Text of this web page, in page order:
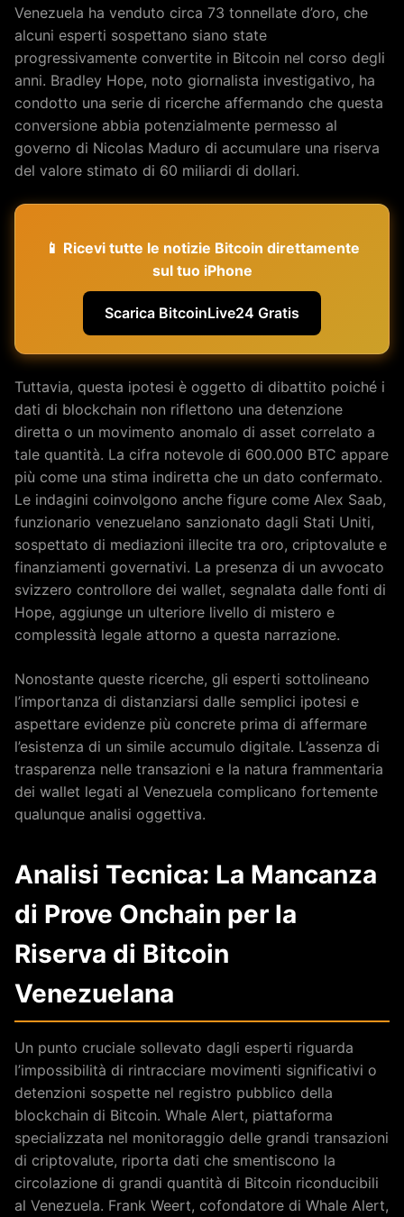
Venezuela ha venduto circa 73 tonnellate d’oro, che
alcuni esperti sospettano siano state
progressivamente convertite in Bitcoin nel corso degli
anni. Bradley Hope, noto giornalista investigativo, ha
condotto una serie di ricerche affermando che questa
conversione abbia potenzialmente permesso al
governo di Nicolas Maduro di accumulare una riserva
del valore stimato di 60 miliardi di dollari.
📱 Ricevi tutte le notizie Bitcoin direttamente
sul tuo iPhone
Scarica BitcoinLive24 Gratis
Tuttavia, questa ipotesi è oggetto di dibattito poiché i
dati di blockchain non riflettono una detenzione
diretta o un movimento anomalo di asset correlato a
tale quantità. La cifra notevole di 600.000 BTC appare
più come una stima indiretta che un dato confermato.
Le indagini coinvolgono anche figure come Alex Saab,
funzionario venezuelano sanzionato dagli Stati Uniti,
sospettato di mediazioni illecite tra oro, criptovalute e
finanziamenti governativi. La presenza di un avvocato
svizzero controllore dei wallet, segnalata dalle fonti di
Hope, aggiunge un ulteriore livello di mistero e
complessità legale attorno a questa narrazione.
Nonostante queste ricerche, gli esperti sottolineano
l’importanza di distanziarsi dalle semplici ipotesi e
aspettare evidenze più concrete prima di affermare
l’esistenza di un simile accumulo digitale. L’assenza di
trasparenza nelle transazioni e la natura frammentaria
dei wallet legati al Venezuela complicano fortemente
qualunque analisi oggettiva.
Analisi Tecnica: La Mancanza
di Prove Onchain per la
Riserva di Bitcoin
Venezuelana
Un punto cruciale sollevato dagli esperti riguarda
l’impossibilità di rintracciare movimenti significativi o
detenzioni sospette nel registro pubblico della
blockchain di Bitcoin. Whale Alert, piattaforma
specializzata nel monitoraggio delle grandi transazioni
di criptovalute, riporta dati che smentiscono la
circolazione di grandi quantità di Bitcoin riconducibili
al Venezuela. Frank Weert, cofondatore di Whale Alert,